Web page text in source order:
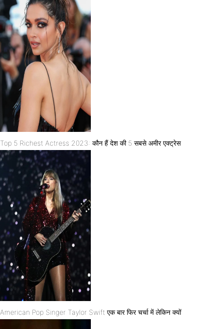
Top 5 Richest Actress 2023: कौन हैं देश की 5 सबसे अमीर एक्ट्रेस
American Pop Singer Taylor Swift एक बार फिर चर्चा में लेकिन क्यों